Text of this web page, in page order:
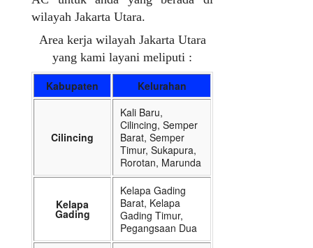
wilayah Jakarta Utara.
Area kerja wilayah Jakarta Utara
yang kami layani meliputi :
Kabupaten Kelurahan
Cilincing
Kali Baru,
Cilincing, Semper
Barat, Semper
Timur, Sukapura,
Rorotan, Marunda
Kelapa
Gading
Kelapa Gading
Barat, Kelapa
Gading Timur,
Pegangsaan Dua